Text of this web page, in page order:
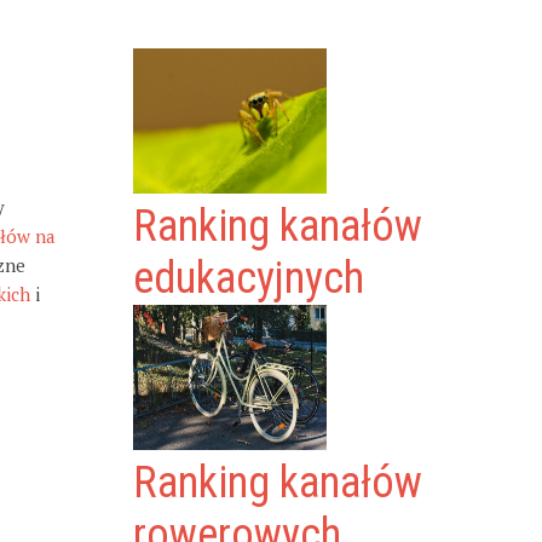
na
i
Ranking kanałów
edukacyjnych
Ranking kanałów